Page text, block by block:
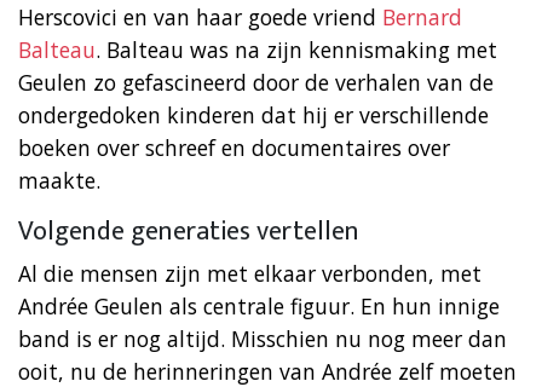
Herscovici en van haar goede vriend Bernard
Balteau. Balteau was na zijn kennismaking met
Geulen zo gefascineerd door de verhalen van de
ondergedoken kinderen dat hij er verschillende
boeken over schreef en documentaires over
maakte.
Volgende generaties vertellen
Al die mensen zijn met elkaar verbonden, met
Andrée Geulen als centrale figuur. En hun innige
band is er nog altijd. Misschien nu nog meer dan
ooit, nu de herinneringen van Andrée zelf moeten